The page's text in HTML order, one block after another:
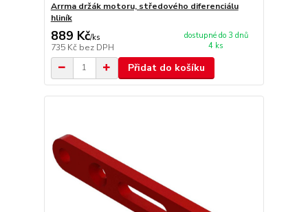
Arrma držák motoru, středového diferenciálu
hliník
889 Kč/ks
735 Kč bez DPH
dostupné do 3 dnů
4 ks
Přidat do košíku